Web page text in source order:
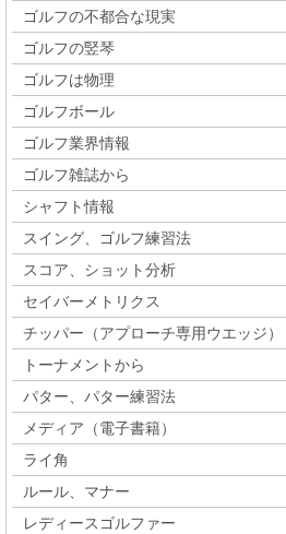
ゴルフの不都合な現実
ゴルフの竪琴
ゴルフは物理
ゴルフボール
ゴルフ業界情報
ゴルフ雑誌から
シャフト情報
スイング、ゴルフ練習法
スコア、ショット分析
セイバーメトリクス
チッパー（アプローチ専用ウエッジ）
トーナメントから
パター、パター練習法
メディア（電子書籍）
ライ角
ルール、マナー
レディースゴルファー